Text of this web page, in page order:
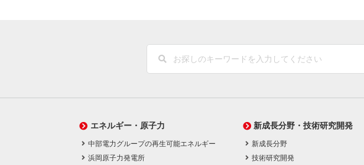
エネルギー・原子力
中部電力グループの再生可能エネルギー
浜岡原子力発電所
新成長分野・技術研究開発
新成長分野
技術研究開発